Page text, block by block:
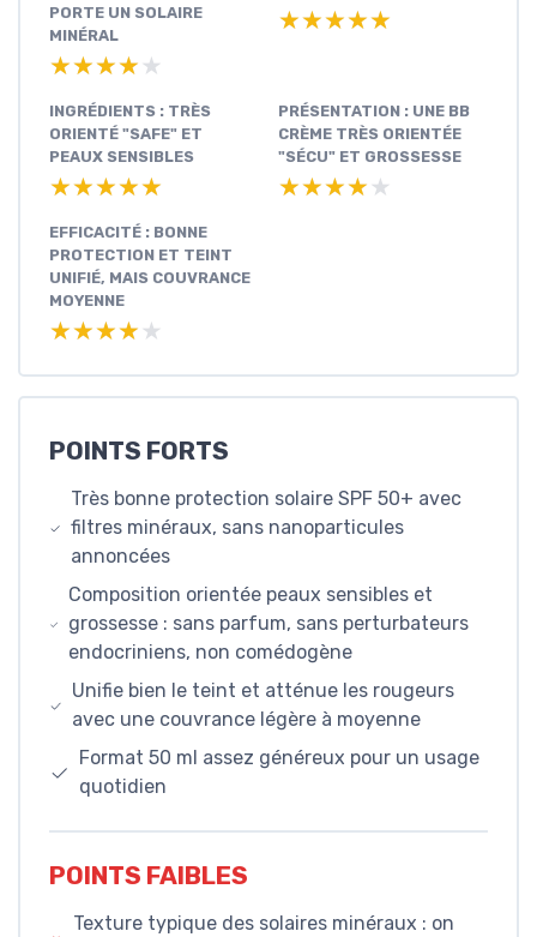
PORTE UN SOLAIRE
MINÉRAL
★★★★★
★★★★★
★★★★★
★★★★★
INGRÉDIENTS : TRÈS
ORIENTÉ "SAFE" ET
PEAUX SENSIBLES
★★★★★
★★★★★
PRÉSENTATION : UNE BB
CRÈME TRÈS ORIENTÉE
"SÉCU" ET GROSSESSE
★★★★★
★★★★★
EFFICACITÉ : BONNE
PROTECTION ET TEINT
UNIFIÉ, MAIS COUVRANCE
MOYENNE
★★★★★
★★★★★
POINTS FORTS
Très bonne protection solaire SPF 50+ avec
filtres minéraux, sans nanoparticules
annoncées
Composition orientée peaux sensibles et
grossesse : sans parfum, sans perturbateurs
endocriniens, non comédogène
Unifie bien le teint et atténue les rougeurs
avec une couvrance légère à moyenne
Format 50 ml assez généreux pour un usage
quotidien
POINTS FAIBLES
Texture typique des solaires minéraux : on